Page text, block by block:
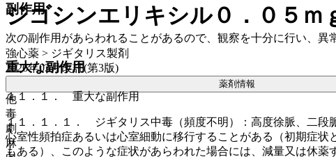
副作用
次の副作用があらわれることがあるので、観察を十分に行い、
重大な副作用
１１．１． 重大な副作用
１１．１．１． ジギタリス中毒（頻度不明）：高度徐脈、二段
心室性頻拍症あるいは心室細動に移行することがある（初期症
もある）、このような症状があらわれた場合には、減量又は休
ジゴシンエリキシル０．０５ｍ
強心薬 > ジギタリス製剤
2026年03月改訂(第3版)
薬剤情報
他
毒
劇
麻